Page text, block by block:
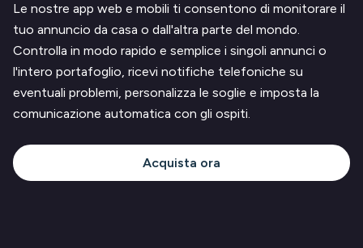
Le nostre app web e mobili ti consentono di monitorare il
tuo annuncio da casa o dall'altra parte del mondo.
Controlla in modo rapido e semplice i singoli annunci o
l'intero portafoglio, ricevi notifiche telefoniche su
eventuali problemi, personalizza le soglie e imposta la
comunicazione automatica con gli ospiti.
Acquista ora